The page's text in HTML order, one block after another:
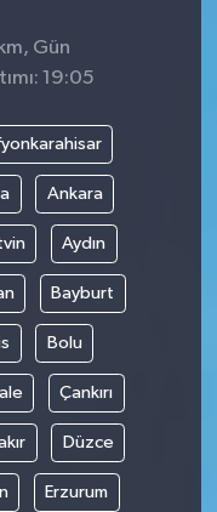
Gün
19:05
Ankara
Aydın
Bayburt
Bolu
Çankırı
Düzce
Erzurum